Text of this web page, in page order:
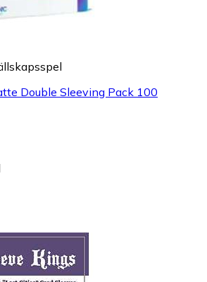
Double Sleeving Pack 100